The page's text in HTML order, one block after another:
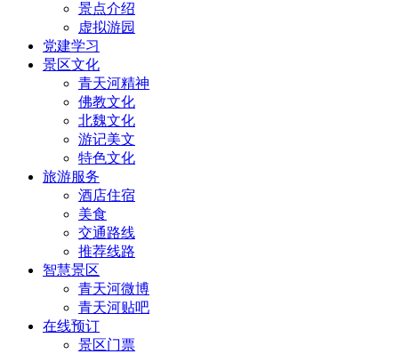
景点介绍
虚拟游园
党建学习
景区文化
青天河精神
佛教文化
北魏文化
游记美文
特色文化
旅游服务
酒店住宿
美食
交通路线
推荐线路
智慧景区
青天河微博
青天河贴吧
在线预订
景区门票